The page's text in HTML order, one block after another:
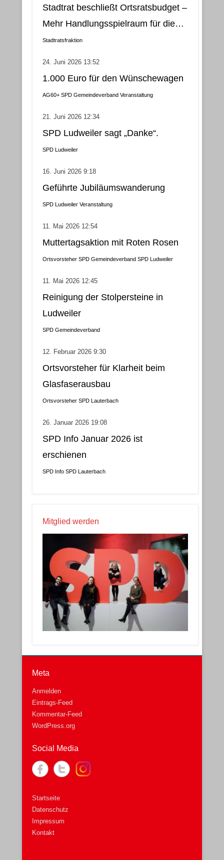
Stadtrat beschließt Ortsratsbudget –
Mehr Handlungsspielraum für die
Gemeindebezirke
Stadtratsfraktion
24. Juni 2026 13:52
1.000 Euro für den Wünschewagen
AG60+ SPD Gemeindeverband Veranstaltung
21. Juni 2026 12:34
SPD Ludweiler sagt „Danke“.
SPD Ludweiler
16. Juni 2026 9:18
Geführte Jubiläumswanderung
SPD Ludweiler Veranstaltung
11. Mai 2026 12:54
Muttertagsaktion mit Roten Rosen
Ortsvorsteher SPD Gemeindeverband SPD Ludweiler
11. Mai 2026 12:45
Reinigung der Stolpersteine in
Ludweiler
SPD Gemeindeverband
12. Februar 2026 9:30
Ortsvorsteher für Klarheit beim
Glasfaserausbau
Ortsvorsteher SPD Lauterbach
26. Januar 2026 19:08
SPD Info Januar 2026 ist
erschienen
SPD Info SPD Lauterbach
Mitglied werden
Meta
Anmelden
Eintrags-Feed
Kommentar-Feed
WordPress.org
Social Media
Startseite
Datenschutz
Impressum
Kontakt